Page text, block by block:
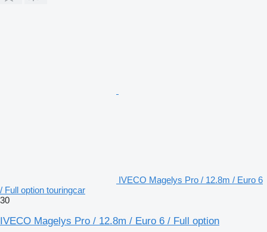
IVECO Magelys Pro / 12.8m / Euro 6
/ Full option touringcar
30
IVECO Magelys Pro / 12.8m / Euro 6 / Full option